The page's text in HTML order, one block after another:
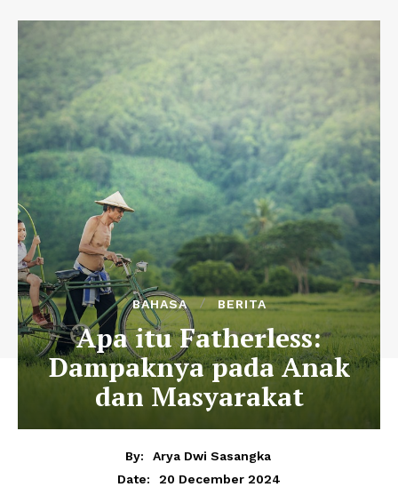
BAHASA BERITA
Apa itu Fatherless:
Dampaknya pada Anak
dan Masyarakat
By:
Arya Dwi Sasangka
Date:
20 December 2024